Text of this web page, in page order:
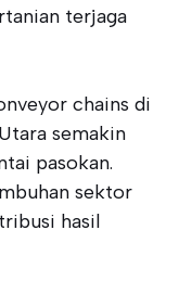
terjaga
chains di
semakin
pasokan.
sektor
hasil